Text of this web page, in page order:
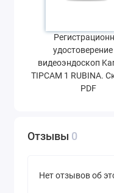
видеоэндоскоп
TIPCAM 1 RUBINA.
PDF
Отзывы 0
Нет отзывов об